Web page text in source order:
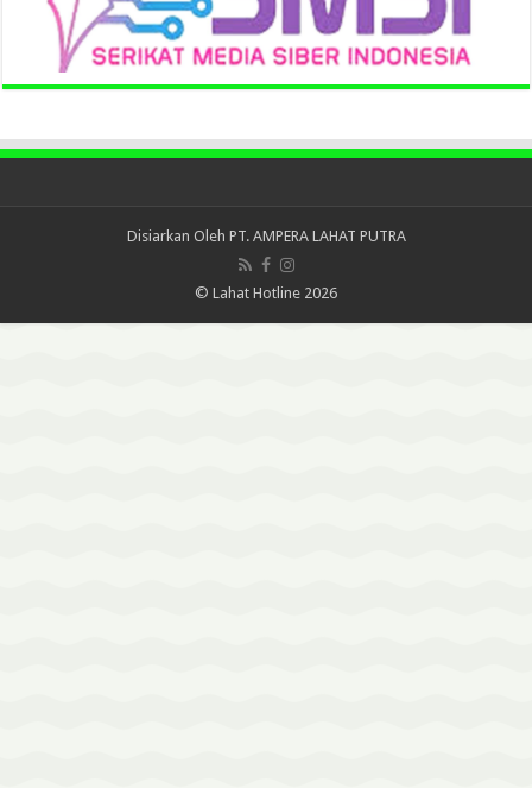
Disiarkan Oleh PT. AMPERA LAHAT PUTRA
© Lahat Hotline 2026